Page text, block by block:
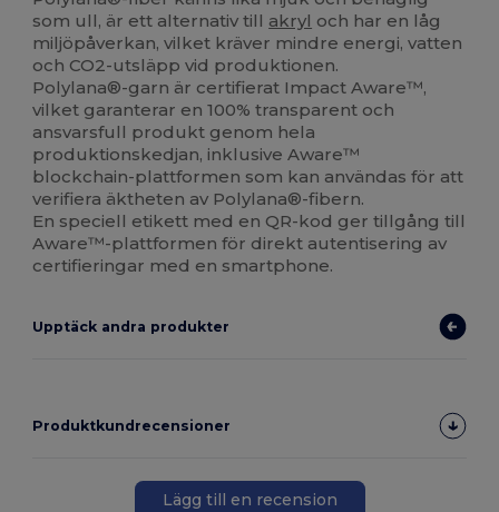
som ull, är ett alternativ till akryl och har en låg
miljöpåverkan, vilket kräver mindre energi, vatten
och CO2-utsläpp vid produktionen.
Polylana®-garn är certifierat Impact Aware™,
vilket garanterar en 100% transparent och
ansvarsfull produkt genom hela
produktionskedjan, inklusive Aware™
blockchain-plattformen som kan användas för att
verifiera äktheten av Polylana®-fibern.
En speciell etikett med en QR-kod ger tillgång till
Aware™-plattformen för direkt autentisering av
certifieringar med en smartphone.
Upptäck andra produkter
Produktkundrecensioner
Lägg till en recension